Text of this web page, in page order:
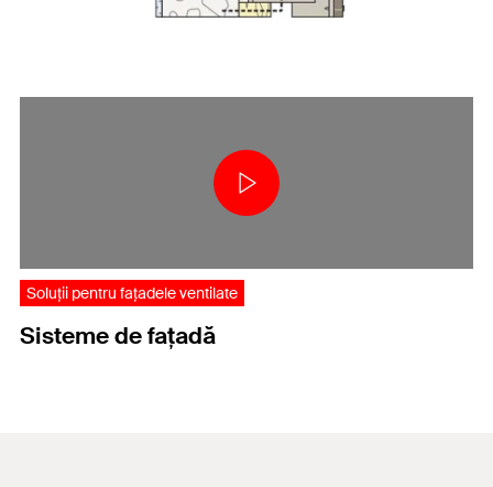
Soluții pentru fațadele ventilate
Sisteme de fațadă